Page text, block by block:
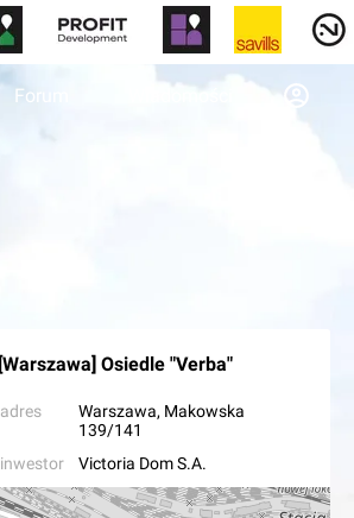
Forum Wiadomości
[Warszawa] Osiedle "Verba"
adres Warszawa, Makowska
139/141
inwestor
Victoria Dom S.A.